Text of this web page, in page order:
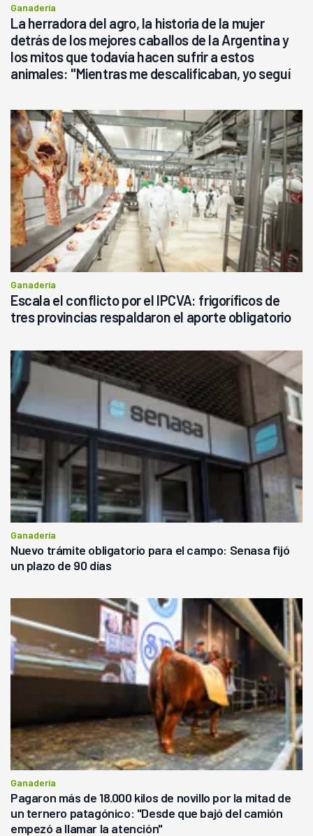
Ganadería
La herradora del agro, la historia de la mujer
detrás de los mejores caballos de la Argentina y
los mitos que todavía hacen sufrir a estos
animales: "Mientras me descalificaban, yo seguí
Ganadería
Escala el conflicto por el IPCVA: frigoríficos de
tres provincias respaldaron el aporte obligatorio
Ganadería
Nuevo trámite obligatorio para el campo: Senasa fijó
un plazo de 90 días
Ganadería
Pagaron más de 18.000 kilos de novillo por la mitad de
un ternero patagónico: "Desde que bajó del camión
empezó a llamar la atención"